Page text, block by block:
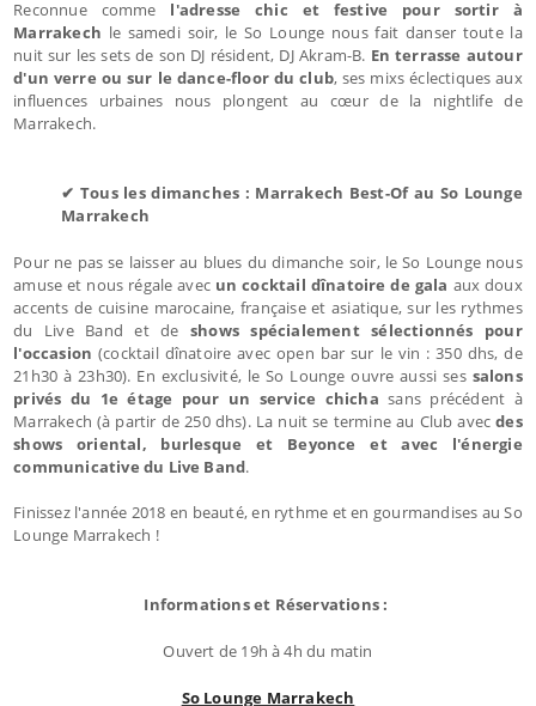
Reconnue comme l'adresse chic et festive pour sortir à
Marrakech le samedi soir, le So Lounge nous fait danser toute la
nuit sur les sets de son DJ résident, DJ Akram-B. En terrasse autour
d'un verre ou sur le dance-floor du club, ses mixs éclectiques aux
influences urbaines nous plongent au cœur de la nightlife de
Marrakech.
✔ Tous les dimanches : Marrakech Best-Of au So Lounge
Marrakech
Pour ne pas se laisser au blues du dimanche soir, le So Lounge nous
amuse et nous régale avec un cocktail dînatoire de gala aux doux
accents de cuisine marocaine, française et asiatique, sur les rythmes
du Live Band et de shows spécialement sélectionnés pour
l'occasion (cocktail dînatoire avec open bar sur le vin : 350 dhs, de
21h30 à 23h30). En exclusivité, le So Lounge ouvre aussi sessalons
privés du 1e étage pour un service chichasans précédent à
Marrakech (à partir de 250 dhs). La nuit se termine au Club avec des
shows oriental, burlesque et Beyonce et avec l'énergie
communicative du Live Band.
Finissez l'année 2018 en beauté, en rythme et en gourmandises au So
Lounge Marrakech !
Informations et Réservations :
Ouvert de 19h à 4h du matin
So Lounge Marrakech